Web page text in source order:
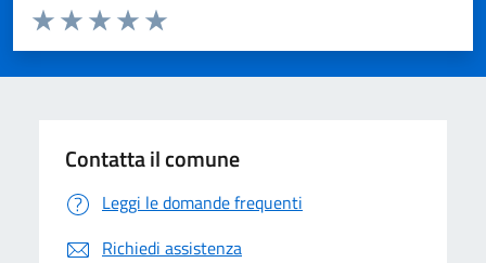
Domanda
Valuta da 1 a 5 stelle la pagina
Valuta 5 stelle su 5
Valuta 4 stelle su 5
Valuta 3 stelle su 5
Valuta 2 stelle su 5
Valuta 1 stelle su 5
Contatta il comune
Leggi le domande frequenti
Richiedi assistenza